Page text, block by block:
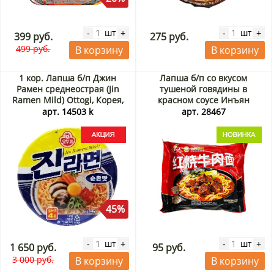
399 руб.
499 руб.
- шт +
В корзину
275 руб. - шт +
В корзину
1 кор. Лапша б/п Джин
Рамен среднеострая (Jin
Ramen Mild) Ottogi, Корея,
110 г х 12 шт. Акция
арт. 14503 k
45%
1 650 руб.
3 000 руб.
- шт +
В корзину
Лапша б/п со вкусом
тушеной говядины в
красном соусе Инъян
Вэйши / Yingyangweishi,
арт. 28467
95 руб. - шт +
В корзину